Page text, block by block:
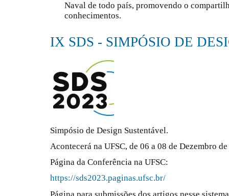
Naval de todo país, promovendo o
conhecimentos.
IX SDS - SIMPÓSIO DE
Simpósio de Design Sustentável.
Acontecerá na UFSC, de 06 a 08 de Dezembro
Página da Conferência na UFSC:
https://sds2023.paginas.ufsc.br/
Página para submissões dos artigos nesse